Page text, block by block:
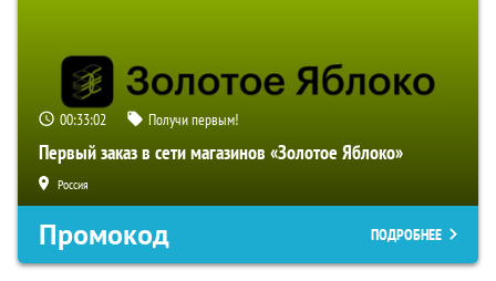
00:33:01 Получи первым!
Первый заказ в сети магазинов «Золотое Яблоко»
Россия
Промокод ПОДРОБНЕЕ